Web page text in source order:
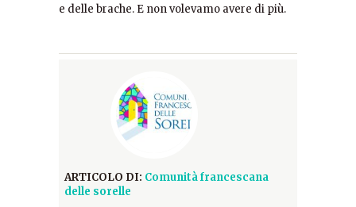
e delle brache. E non volevamo avere di più.
ARTICOLO DI: Comunità francescana
delle sorelle